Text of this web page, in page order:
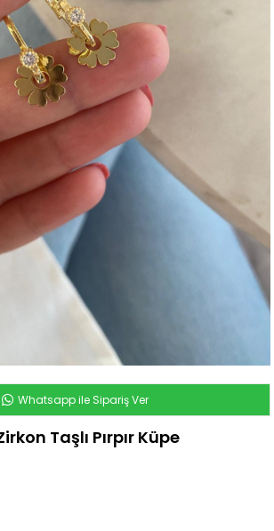
Whatsapp ile Sipariş Ver
Taşlı Pırpır Küpe